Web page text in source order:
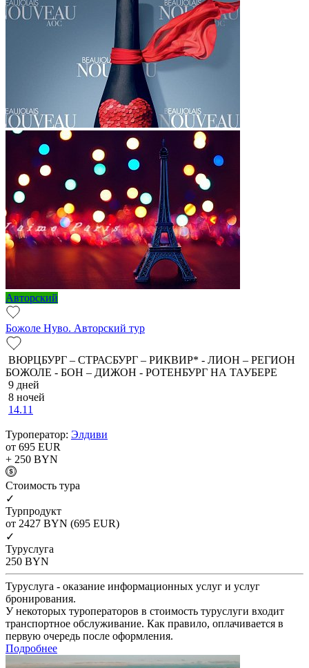
Авторский
Божоле Нуво. Авторский тур
ВЮРЦБУРГ – СТРАСБУРГ – РИКВИР* - ЛИОН – РЕГИОН
БОЖОЛЕ - БОН – ДИЖОН - РОТЕНБУРГ НА ТАУБЕРЕ
9 дней
8 ночей
14.11
Туроператор: Элдиви
от 695 EUR
+ 250 BYN
Cтоимость тура
✓
Турпродукт
от 2427 BYN (695 EUR)
✓
Туруслуга
250 BYN
Туруслуга - оказание информационных услуг и услуг
бронирования.
У некоторых туроператоров в стоимость туруслуги входит
транспортное обслуживание. Как правило, оплачивается в
первую очередь после оформления.
Подробнее